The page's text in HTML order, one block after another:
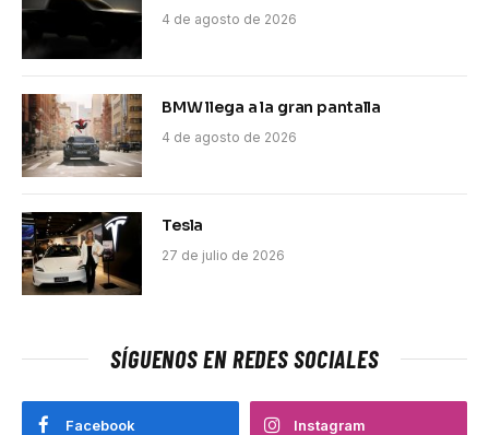
4 de agosto de 2026
BMW llega a la gran pantalla
4 de agosto de 2026
Tesla
27 de julio de 2026
SÍGUENOS EN REDES SOCIALES
Facebook Instagram